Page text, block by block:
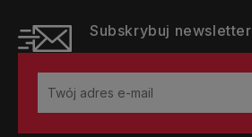
Subskrybuj newsletter